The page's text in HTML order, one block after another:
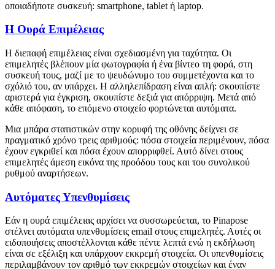
οποιαδήποτε συσκευή: smartphone, tablet ή laptop.
Η Ουρά Επιμέλειας
Η διεπαφή επιμέλειας είναι σχεδιασμένη για ταχύτητα. Οι
επιμελητές βλέπουν μία φωτογραφία ή ένα βίντεο τη φορά, στη
συσκευή τους, μαζί με το ψευδώνυμο του συμμετέχοντα και το
σχόλιό του, αν υπάρχει. Η αλληλεπίδραση είναι απλή: σκουπίστε
αριστερά για έγκριση, σκουπίστε δεξιά για απόρριψη. Μετά από
κάθε απόφαση, το επόμενο στοιχείο φορτώνεται αυτόματα.
Μια μπάρα στατιστικών στην κορυφή της οθόνης δείχνει σε
πραγματικό χρόνο τρεις αριθμούς: πόσα στοιχεία περιμένουν, πόσα
έχουν εγκριθεί και πόσα έχουν απορριφθεί. Αυτό δίνει στους
επιμελητές άμεση εικόνα της προόδου τους και του συνολικού
ρυθμού αναρτήσεων.
Αυτόματες Υπενθυμίσεις
Εάν η ουρά επιμέλειας αρχίσει να συσσωρεύεται, το Pinapose
στέλνει αυτόματα υπενθυμίσεις email στους επιμελητές. Αυτές οι
ειδοποιήσεις αποστέλλονται κάθε πέντε λεπτά ενώ η εκδήλωση
είναι σε εξέλιξη και υπάρχουν εκκρεμή στοιχεία. Οι υπενθυμίσεις
περιλαμβάνουν τον αριθμό των εκκρεμών στοιχείων και έναν